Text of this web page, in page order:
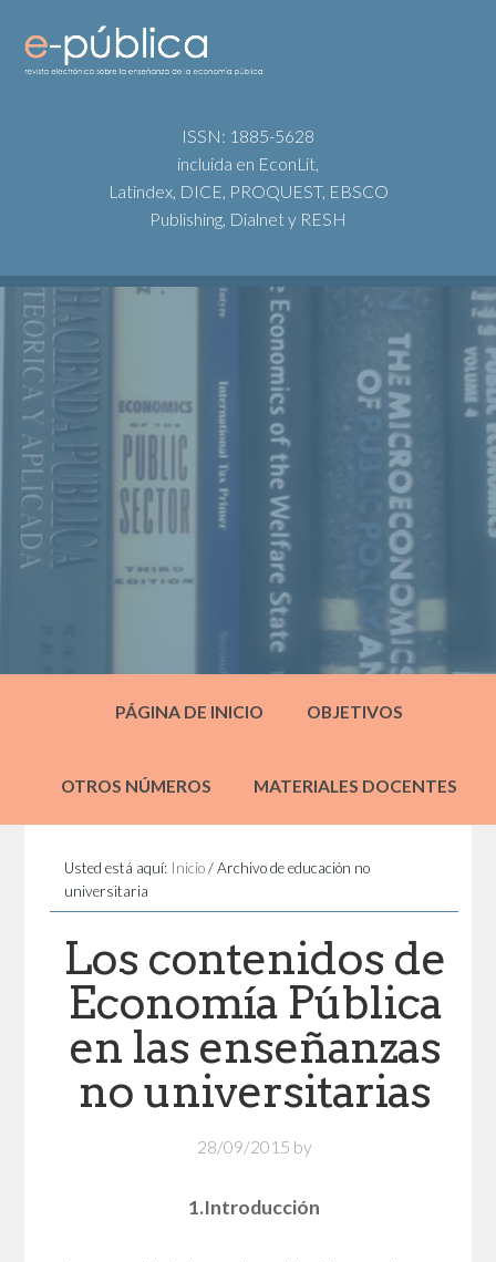
ISSN: 1885-5628
incluida en EconLit,
Latindex, DICE, PROQUEST, EBSCO
Publishing, Dialnet y RESH
PÁGINA DE INICIO OBJETIVOS
OTROS NÚMEROS MATERIALES DOCENTES
Usted está aquí: Inicio /Archivo de educación no
universitaria
Los contenidos de
Economía Pública
en las enseñanzas
no universitarias
28/09/2015 by
1.Introducción